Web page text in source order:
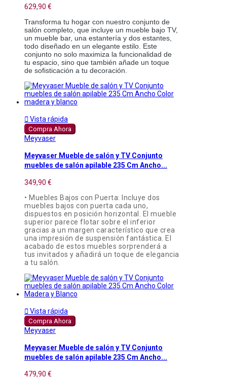
629,90 €
Transforma tu hogar con nuestro conjunto de
salón completo, que incluye un mueble bajo TV,
un mueble bar, una estantería y dos estantes,
todo diseñado en un elegante estilo. Este
conjunto no solo maximiza la funcionalidad de
tu espacio, sino que también añade un toque
de sofisticación a tu decoración.
 Vista rápida
Compra Ahora
Meyvaser
Meyvaser Mueble de salón y TV Conjunto
muebles de salón apilable 235 Cm Ancho...
349,90 €
• Muebles Bajos con Puerta: Incluye dos
muebles bajos con puerta cada uno,
dispuestos en posición horizontal. El mueble
superior parece flotar sobre el inferior
gracias a un margen característico que crea
una impresión de suspensión fantástica. El
acabado de estos muebles sorprenderá a
tus invitados y añadirá un toque de elegancia
a tu salón.
 Vista rápida
Compra Ahora
Meyvaser
Meyvaser Mueble de salón y TV Conjunto
muebles de salón apilable 235 Cm Ancho...
479,90 €